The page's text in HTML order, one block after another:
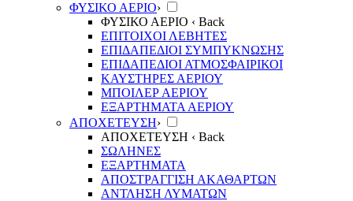
ΦΥΣΙΚΟ ΑΕΡΙΟ›
ΦΥΣΙΚΟ ΑΕΡΙΟ ‹ Back
ΕΠΙΤΟΙΧΟΙ ΛΕΒΗΤΕΣ
ΕΠΙΔΑΠΕΔΙΟΙ ΣΥΜΠΥΚΝΩΣΗΣ
ΕΠΙΔΑΠΕΔΙΟΙ ΑΤΜΟΣΦΑΙΡΙΚΟΙ
ΚΑΥΣΤΗΡΕΣ ΑΕΡΙΟΥ
ΜΠΟΙΛΕΡ ΑΕΡΙΟΥ
ΕΞΑΡΤΗΜΑΤΑ ΑΕΡΙΟΥ
ΑΠΟΧΕΤΕΥΣΗ›
ΑΠΟΧΕΤΕΥΣΗ ‹ Back
ΣΩΛΗΝΕΣ
ΕΞΑΡΤΗΜΑΤΑ
ΑΠΟΣΤΡΑΓΓΙΣΗ ΑΚΑΘΑΡΤΩΝ
ΑΝΤΛΗΣΗ ΛΥΜΑΤΩΝ